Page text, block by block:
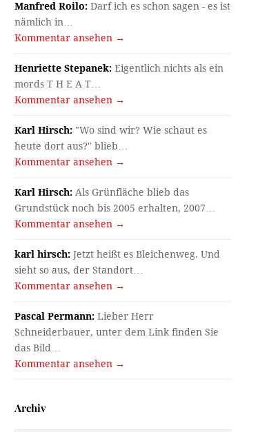
Manfred Roilo: Darf ich es schon sagen - es ist
nämlich in…
Kommentar ansehen →
Henriette Stepanek: Eigentlich nichts als ein
mords T H E A T…
Kommentar ansehen →
Karl Hirsch: "Wo sind wir? Wie schaut es
heute dort aus?" blieb…
Kommentar ansehen →
Karl Hirsch: Als Grünfläche blieb das
Grundstück noch bis 2005 erhalten, 2007…
Kommentar ansehen →
karl hirsch: Jetzt heißt es Bleichenweg. Und
sieht so aus, der Standort…
Kommentar ansehen →
Pascal Permann: Lieber Herr
Schneiderbauer, unter dem Link finden Sie
das Bild…
Kommentar ansehen →
Archiv